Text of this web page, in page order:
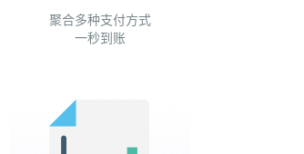
聚合多种支付方式
一秒到账